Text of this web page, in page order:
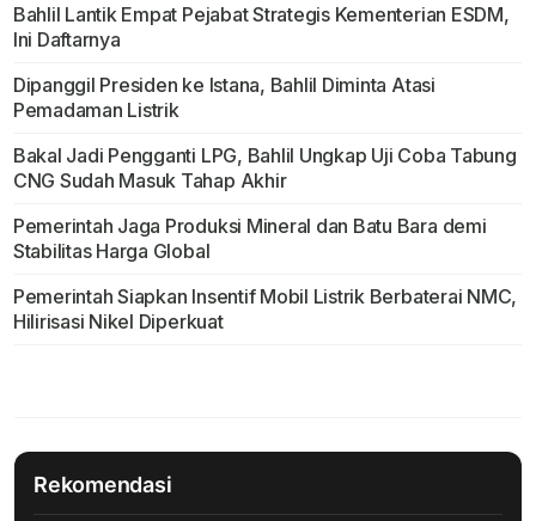
Bahlil Lantik Empat Pejabat Strategis Kementerian ESDM,
Ini Daftarnya
Dipanggil Presiden ke Istana, Bahlil Diminta Atasi
Pemadaman Listrik
Bakal Jadi Pengganti LPG, Bahlil Ungkap Uji Coba Tabung
CNG Sudah Masuk Tahap Akhir
Pemerintah Jaga Produksi Mineral dan Batu Bara demi
Stabilitas Harga Global
Pemerintah Siapkan Insentif Mobil Listrik Berbaterai NMC,
Hilirisasi Nikel Diperkuat
Rekomendasi